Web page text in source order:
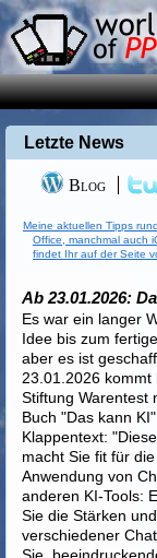
Letzte News
Blog
Meine aktuellen Tipps
Office, manchmal auch
findet Ihr auf der Seite
Ab 23.01.2026:
Es war ein langer
Idee bis zum
aber es ist
23.01.2026 kommt
Stiftung Warentest
Buch "Das kann
Klappentext:
macht Sie fit für
Anwendung von
anderen KI-Tools:
Sie die Stärken
verschiedener